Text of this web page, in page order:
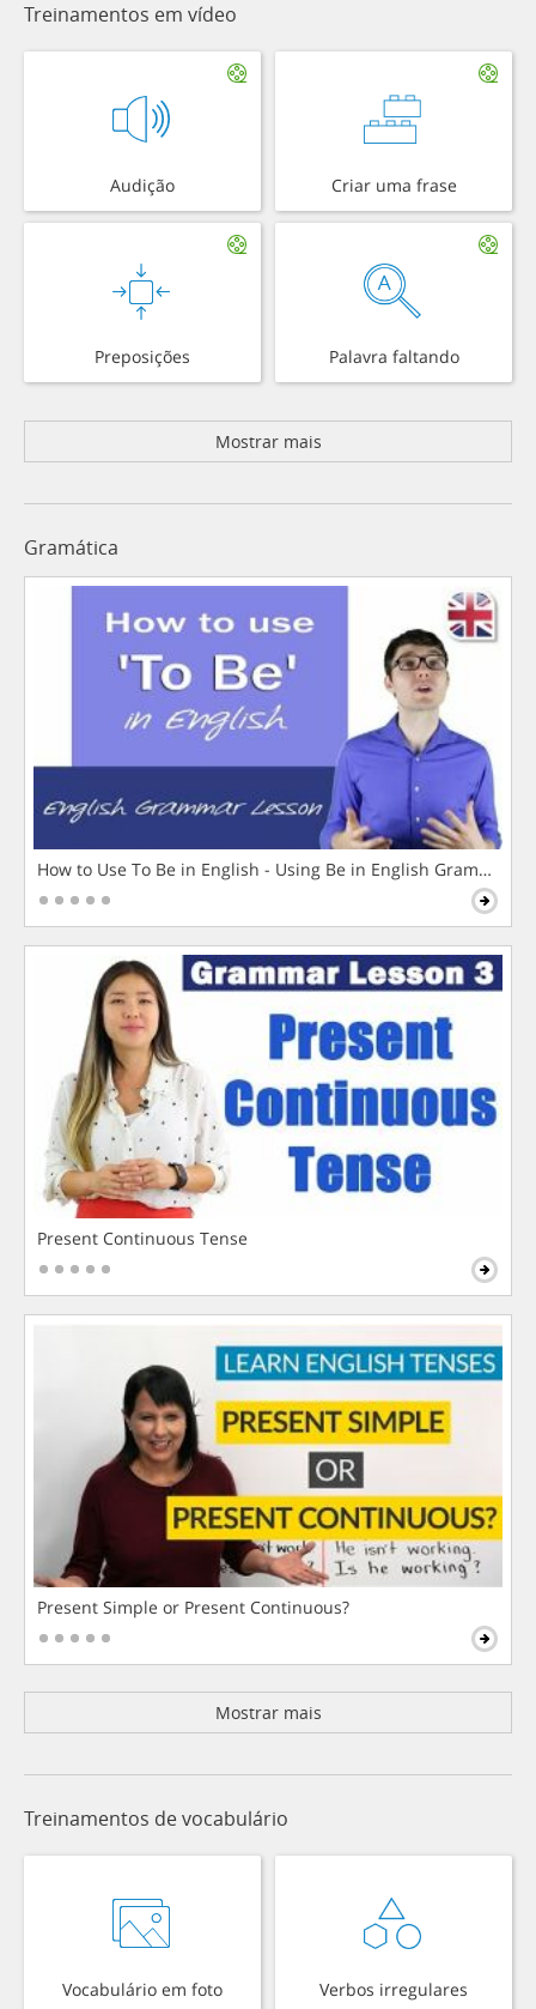
Treinamentos em vídeo
Audição Criar uma frase
Preposições Palavra faltando
Mostrar mais
Gramática
How to Use To Be in English - Using Be in English Grammar
Present Continuous Tense
Present Simple or Present Continuous?
Mostrar mais
Treinamentos de vocabulário
Vocabulário em foto Verbos irregulares